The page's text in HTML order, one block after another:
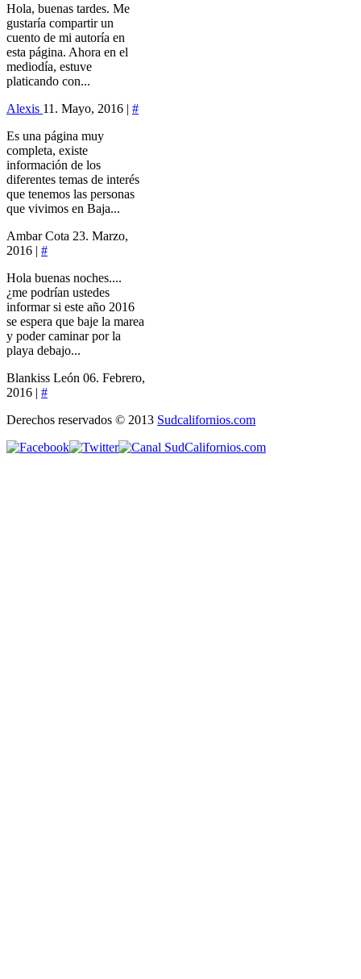
Hola, buenas tardes. Me
gustaría compartir un
cuento de mi autoría en
esta página. Ahora en el
mediodía, estuve
platicando con...
Alexis 11. Mayo, 2016 | #
Es una página muy
completa, existe
información de los
diferentes temas de interés
que tenemos las personas
que vivimos en Baja...
Ambar Cota 23. Marzo,
2016 | #
Hola buenas noches....
¿me podrían ustedes
informar si este año 2016
se espera que baje la marea
y poder caminar por la
playa debajo...
Blankiss León 06. Febrero,
2016 | #
Derechos reservados © 2013 Sudcalifornios.com